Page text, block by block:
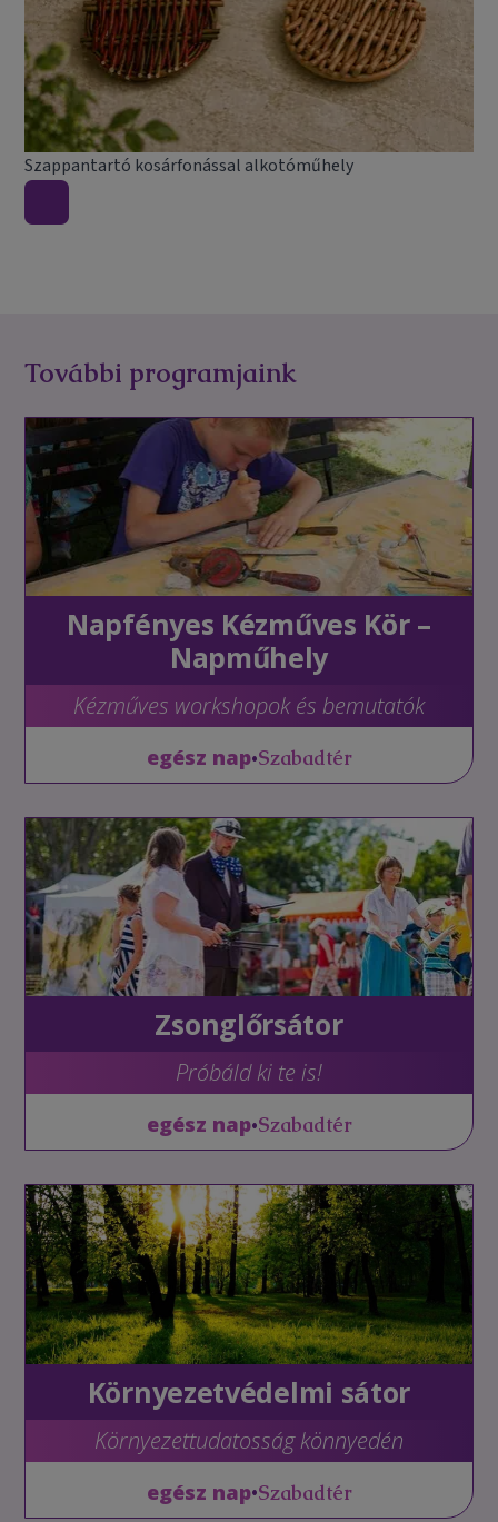
Szappantartó kosárfonással alkotóműhely
További programjaink
Napfényes Kézműves Kör –
Napműhely
Kézműves workshopok és bemutatók
egész nap•Szabadtér
Zsonglőrsátor
Próbáld ki te is!
egész nap•Szabadtér
Környezetvédelmi sátor
Környezettudatosság könnyedén
egész nap•Szabadtér